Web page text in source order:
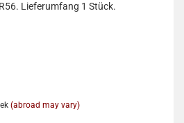
Lieferumfang 1 Stück.
(abroad may vary)